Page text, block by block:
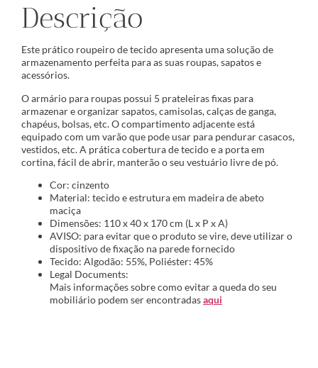
Descrição
Este prático roupeiro de tecido apresenta uma solução de
armazenamento perfeita para as suas roupas, sapatos e
acessórios.
O armário para roupas possui 5 prateleiras fixas para
armazenar e organizar sapatos, camisolas, calças de ganga,
chapéus, bolsas, etc. O compartimento adjacente está
equipado com um varão que pode usar para pendurar casacos,
vestidos, etc. A prática cobertura de tecido e a porta em
cortina, fácil de abrir, manterão o seu vestuário livre de pó.
Cor: cinzento
Material: tecido e estrutura em madeira de abeto
maciça
Dimensões: 110 x 40 x 170 cm (L x P x A)
AVISO: para evitar que o produto se vire, deve utilizar o
dispositivo de fixação na parede fornecido
Tecido: Algodão: 55%, Poliéster: 45%
Legal Documents:
Mais informações sobre como evitar a queda do seu
mobiliário podem ser encontradasaqui